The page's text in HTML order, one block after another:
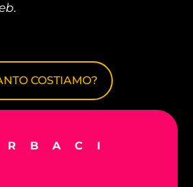
COSTIAMO?